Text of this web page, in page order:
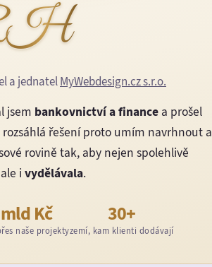
a jednatelMyWebdesign.cz s.r.o.
jsem bankovnictví a financea prošel
řešení proto umím navrhnout a
rovině tak, aby nejen spolehlivě
i vydělávala.
Kč
naše projekty
30+
zemí, kam klienti dodávají